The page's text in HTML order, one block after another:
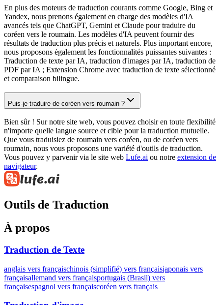
En plus des moteurs de traduction courants comme Google, Bing et
Yandex, nous prenons également en charge des modèles d'IA
avancés tels que ChatGPT, Gemini et Claude pour traduire du
coréen vers le roumain. Les modèles d'IA peuvent fournir des
résultats de traduction plus précis et naturels. Plus important encore,
nous proposons également les fonctionnalités puissantes suivantes :
Traduction de texte par IA, traduction d'images par IA, traduction de
PDF par IA ; Extension Chrome avec traduction de texte sélectionné
et comparaison bilingue.
Puis-je traduire de coréen vers roumain ?
Bien sûr ! Sur notre site web, vous pouvez choisir en toute flexibilité
n'importe quelle langue source et cible pour la traduction mutuelle.
Que vous traduisiez de roumain vers coréen, ou de coréen vers
roumain, nous vous proposons une variété d'outils de traduction.
Vous pouvez y parvenir via le site web Lufe.ai ou notre extension de
navigateur.
Outils de Traduction
À propos
Traduction de Texte
anglais vers françaischinois (simplifié) vers françaisjaponais vers
françaisallemand vers françaisportugais (Brasil) vers
françaisespagnol vers françaiscoréen vers français